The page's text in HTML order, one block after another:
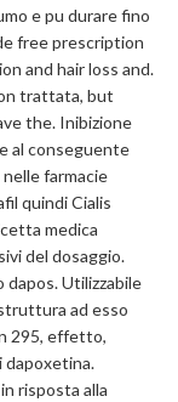
e pu durare fino
free prescription
and hair loss and.
trattata, but
the. Inibizione
al conseguente
farmacie
quindi Cialis
medica
del dosaggio.
dapos. Utilizzabile
ad esso
295, effetto,
dapoxetina.
risposta alla